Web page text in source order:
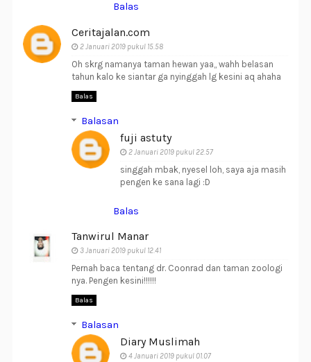
Balas
Ceritajalan.com
2 Januari 2019 pukul 15.58
Oh skrg namanya taman hewan yaa,, wahh belasan
tahun kalo ke siantar ga nyinggah lg kesini aq ahaha
Balas
Balasan
fuji astuty
2 Januari 2019 pukul 22.57
singgah mbak, nyesel loh, saya aja masih
pengen ke sana lagi :D
Balas
Tanwirul Manar
3 Januari 2019 pukul 12.41
Pernah baca tentang dr. Coonrad dan taman zoologi
nya. Pengen kesini!!!!!!
Balas
Balasan
Diary Muslimah
4 Januari 2019 pukul 01.07